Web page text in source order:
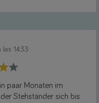
las 14:33
paar Monaten im
Stehständer sich bis